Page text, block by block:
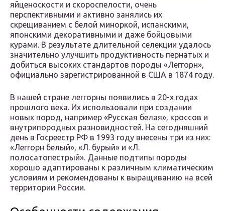
яйценоскости и скороспелости, очень
перспективными и активно занялись их
скрещиванием с белой миноркой, испанскими,
японскими декоративными и даже бойцовыми
курами. В результате длительной селекции удалось
значительно улучшить продуктивность пернатых и
добиться высоких стандартов породы «Леггорн»,
официально зарегистрированной в США в 1874 году.
В нашей стране леггорны появились в 20-х годах
прошлого века. Их использовали при создании
новых пород, например «Русская белая», кроссов и
внутрипородных разновидностей. На сегодняшний
день в Госреестр РФ в 1993 году внесены три из них:
«Леггорн белый», «Л. бурый» и «Л.
полосатопестрый». Данные подтипы породы
хорошо адаптированы к различным климатическим
условиям и рекомендованы к выращиванию на всей
территории России.